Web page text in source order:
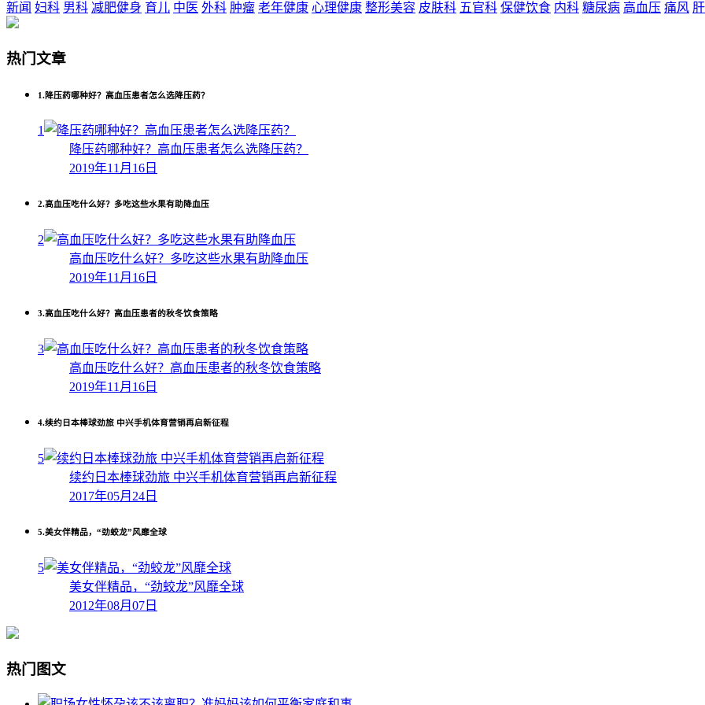
新闻 妇科 男科 减肥健身 育儿 中医 外科 肿瘤 老年健康 心理健康 整形美容 皮肤科 五官科 保健饮食 内科 糖尿病 高血压 痛风
热门文章
1.降压药哪种好？高血压患者怎么选降压药？
1
降压药哪种好？高血压患者怎么选降压药？
2019年11月16日
2.高血压吃什么好？多吃这些水果有助降血压
2
高血压吃什么好？多吃这些水果有助降血压
2019年11月16日
3.高血压吃什么好？高血压患者的秋冬饮食策略
3
高血压吃什么好？高血压患者的秋冬饮食策略
2019年11月16日
4.续约日本棒球劲旅 中兴手机体育营销再启新征程
5
续约日本棒球劲旅 中兴手机体育营销再启新征程
2017年05月24日
5.美女伴精品，“劲蛟龙”风靡全球
5
美女伴精品，“劲蛟龙”风靡全球
2012年08月07日
热门图文